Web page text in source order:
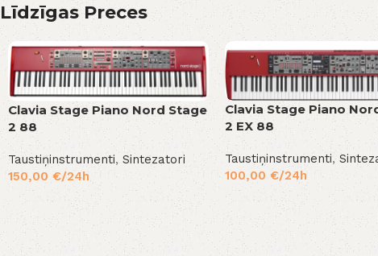
Līdzīgas Preces
Clavia Stage Piano Nord Stage
2 88
Taustiņinstrumenti, Sintezatori
150,00 €/24h
Clavia Stage Piano
2 EX 88
Taustiņinstrumenti,
100,00 €/24h